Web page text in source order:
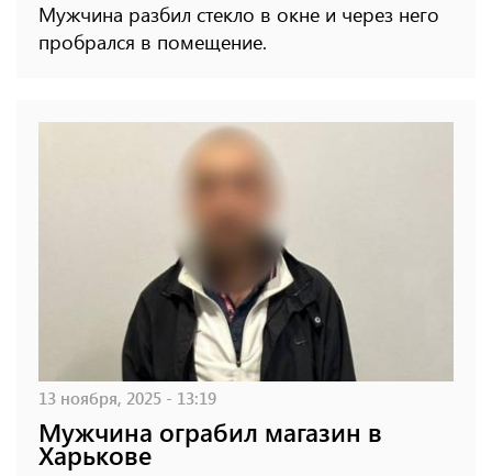
Мужчина разбил стекло в окне и через него
пробрался в помещение.
13 ноября, 2025 - 13:19
Мужчина ограбил магазин в
Харькове